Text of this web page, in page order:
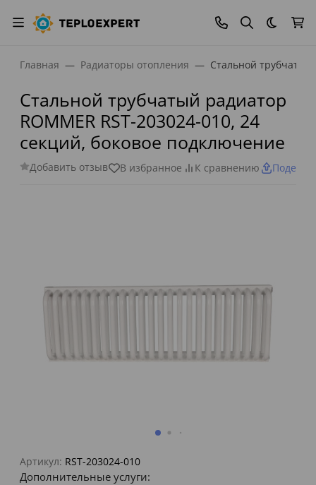
Темная
Главная Радиаторы отопления Стальной трубчатый
Стальной трубчатый радиатор
ROMMER RST-203024-010, 24
секций, боковое подключение
Добавить отзыв В избранное К сравнению
Артикул: RST-203024-010
Дополнительные услуги: